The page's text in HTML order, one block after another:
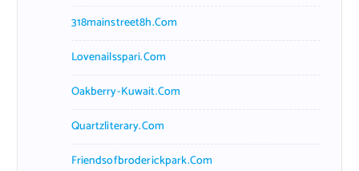
318mainstreet8h.com
Lovenailsspari.com
Oakberry-Kuwait.com
Quartzliterary.com
Friendsofbroderickpark.com